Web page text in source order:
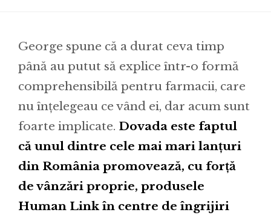
George spune că a durat ceva timp
până au putut să explice într-o formă
comprehensibilă pentru farmacii, care
nu înțelegeau ce vând ei, dar acum sunt
foarte implicate. Dovada este faptul
că unul dintre cele mai mari lanțuri
din România promovează, cu forță
de vânzări proprie, produsele
Human Link în centre de îngrijiri